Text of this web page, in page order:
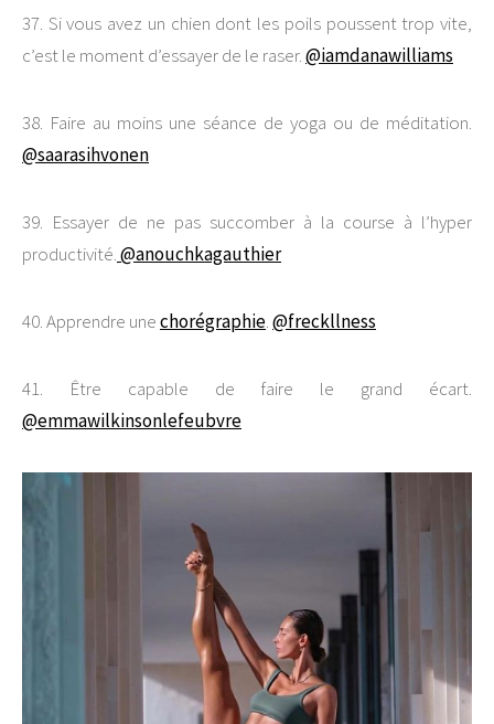
37. Si vous avez un chien dont les poils poussent trop vite,
c’est le moment d’essayer de le raser.@iamdanawilliams
38. Faire au moins une séance de yoga ou de méditation.
@saarasihvonen
39. Essayer de ne pas succomber à la course à l’hyper
productivité.@anouchkagauthier
40. Apprendre unechorégraphie.@freckllness
41. Être capable de faire le grand écart.
@emmawilkinsonlefeubvre